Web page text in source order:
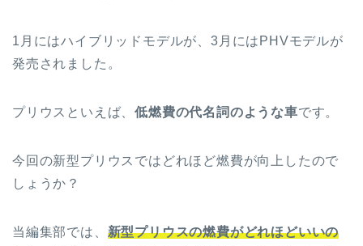
1月にはハイブリッドモデルが、3月にはPHVモデルが
発売されました。
プリウスといえば、低燃費の代名詞のような車です。
今回の新型プリウスではどれほど燃費が向上したので
しょうか？
当編集部では、 新型プリウスの燃費がどれほどいいの